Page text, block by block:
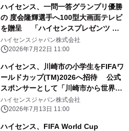
ハイセンス、一問一答グランプリ優勝
の 度会隆輝選手へ100型大画面テレビ
を贈呈 「ハイセンスプレゼンツ 横
浜DeNAベイスターズのここだけの話
2026」 チャレンジ企画で見事優勝
ハイセンスジャパン株式会社
2026年7月22日 11:00
ハイセンス、川崎市の小学生をFIFAワ
ールドカップ(TM)2026へ招待 公式
スポンサーとして「川崎市から世界
へ」を実施
ハイセンスジャパン株式会社
2026年7月13日 11:00
ハイセンス、FIFA World Cup